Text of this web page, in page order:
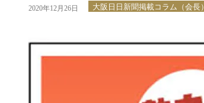
2020年12月26日 大阪日日新聞掲載コラム（会長）